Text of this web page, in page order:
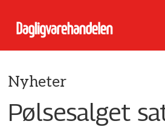
Nyheter
Pølsesalget